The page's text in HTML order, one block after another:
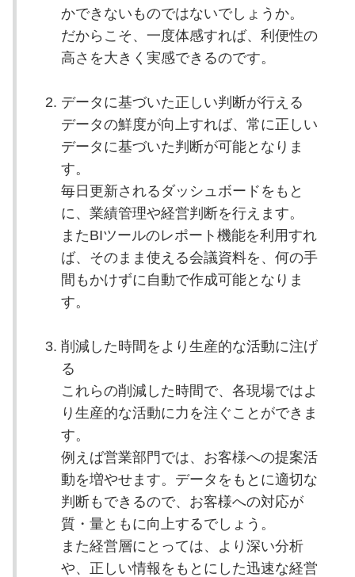
かできないものではないでしょうか。
だからこそ、一度体感すれば、利便性の
高さを大きく実感できるのです。
データに基づいた正しい判断が行える
データの鮮度が向上すれば、常に正しい
データに基づいた判断が可能となりま
す。
毎日更新されるダッシュボードをもと
に、業績管理や経営判断を行えます。
またBIツールのレポート機能を利用すれ
ば、そのまま使える会議資料を、何の手
間もかけずに自動で作成可能となりま
す。
削減した時間をより生産的な活動に注げ
る
これらの削減した時間で、各現場ではよ
り生産的な活動に力を注ぐことができま
す。
例えば営業部門では、お客様への提案活
動を増やせます。データをもとに適切な
判断もできるので、お客様への対応が
質・量ともに向上するでしょう。
また経営層にとっては、より深い分析
や、正しい情報をもとにした迅速な経営